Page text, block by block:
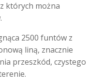
których można
2500 funtów z
liną, znacznie
przeszkód, czystego